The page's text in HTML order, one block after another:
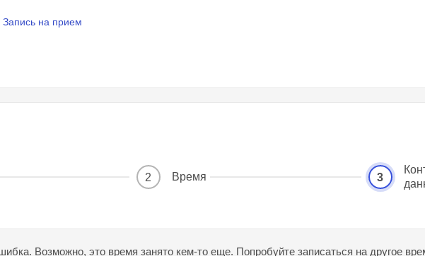
Запись на прием
2 Время 3
Возможно, это время занято кем-то еще. Попробуйте записаться на другое